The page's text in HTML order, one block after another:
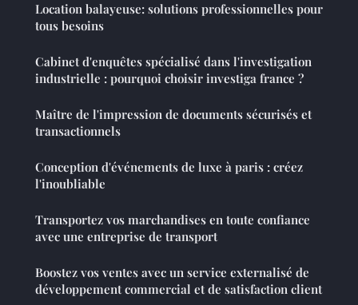
Location balayeuse: solutions professionnelles pour
tous besoins
Cabinet d'enquêtes spécialisé dans l'investigation
industrielle : pourquoi choisir investiga france ?
Maître de l'impression de documents sécurisés et
transactionnels
Conception d'événements de luxe à paris : créez
l'inoubliable
Transportez vos marchandises en toute confiance
avec une entreprise de transport
Boostez vos ventes avec un service externalisé de
développement commercial et de satisfaction client